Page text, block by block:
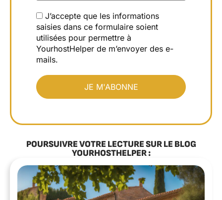
J’accepte que les informations
saisies dans ce formulaire soient
utilisées pour permettre à
YourhostHelper de m’envoyer des e-
mails.
POURSUIVRE VOTRE LECTURE SUR LE BLOG
YOURHOSTHELPER :